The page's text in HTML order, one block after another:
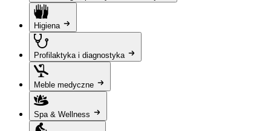
Higiena
Profilaktyka i diagnostyka
Meble medyczne
Spa & Wellness